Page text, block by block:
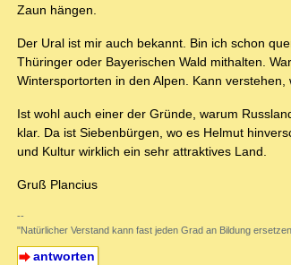
Zaun hängen.
Der Ural ist mir auch bekannt. Bin ich schon
Thüringer oder Bayerischen Wald mithalten.
Wintersportorten in den Alpen. Kann
Ist wohl auch einer der Gründe, warum
klar. Da ist Siebenbürgen, wo es Helmut
und Kultur wirklich ein sehr attraktives Land.
Gruß Plancius
--
"Natürlicher Verstand kann fast jeden Grad an Bildung
antworten